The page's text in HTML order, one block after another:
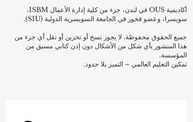
أكاديمية OUS في لندن، جزء من كلية إدارة الأعمال ISBM،
سويسرا، وعضو فخور في الجامعة السويسرية الدولية (SIU).
جميع الحقوق محفوظة. لا يجوز نسخ أو تخزين أو نقل أي جزء من
هذا المنشور بأي شكل من الأشكال دون إذن كتابي مسبق من
المؤسسة.
تمكين التعليم العالمي – التميز بلا حدود.